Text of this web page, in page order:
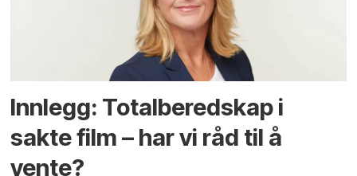
Innlegg: Totalberedskap i
sakte film – har vi råd til å
vente?